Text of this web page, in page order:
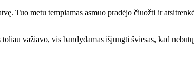
Tuo metu tempiamas asmuo pradėjo čiuožti ir
važiavo, vis bandydamas išjungti šviesas, kad